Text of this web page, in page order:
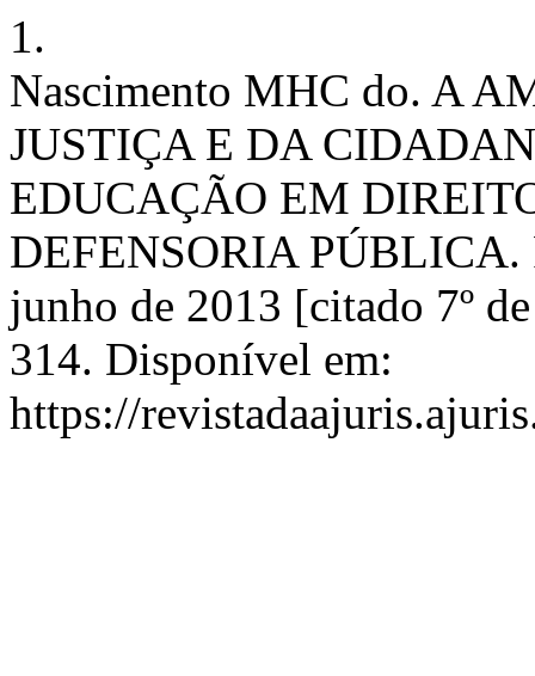
1.
Nascimento MHC do. A
JUSTIÇA E DA
EDUCAÇÃO EM
DEFENSORIA PÚBLICA.
junho de 2013 [citado 7º
314. Disponível em:
https://